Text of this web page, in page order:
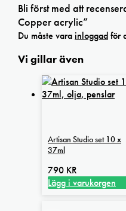
Bli först med att
Copper acrylic”
Du måste varainloggadför
Vi gillar även
Artisan Studio set 10 x
37ml
790 KR
Lägg i varukorgen